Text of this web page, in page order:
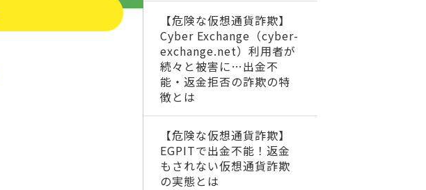
【危険な仮想通貨詐欺】
Cyber Exchange（cyber-
exchange.net）利用者が
続々と被害に…出金不
能・返金拒否の詐欺の特
徴とは
【危険な仮想通貨詐欺】
EGPITで出金不能！返金
もされない仮想通貨詐欺
の実態とは